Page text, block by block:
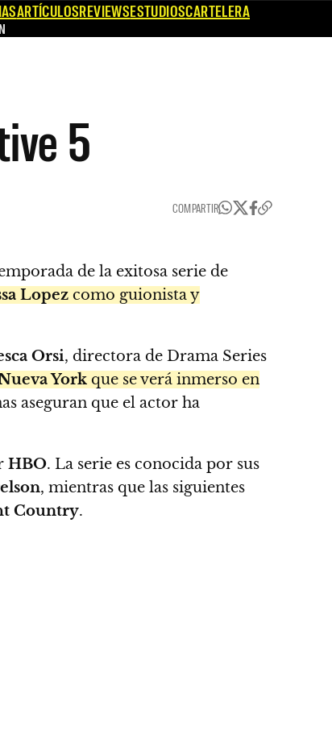
ARTÍCULOSREVIEWSESTUDIOSCARTELERA
5
COMPARTIR
de la exitosa serie de
Lopez como guionista y
Orsi, directora de Drama Series
York que se verá inmerso en
aseguran que el actor ha
HBO. La serie es conocida por sus
, mientras que las siguientes
Country.